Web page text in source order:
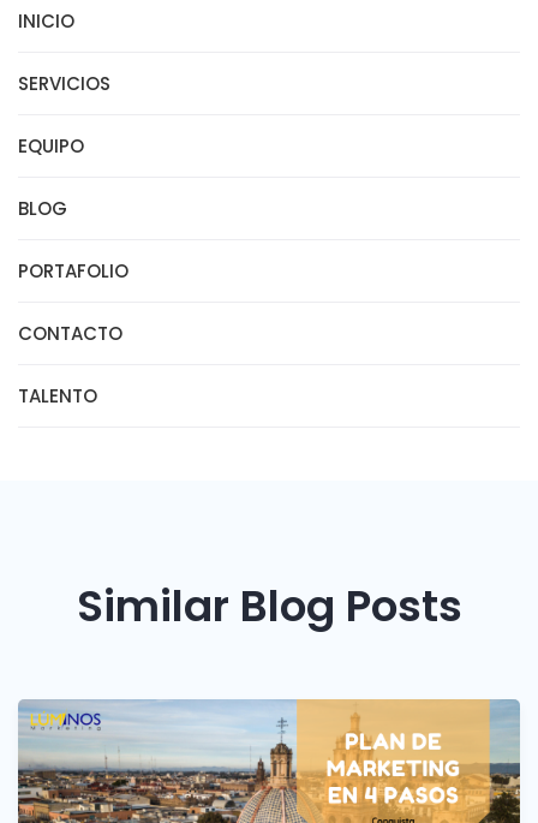
INICIO
SERVICIOS
EQUIPO
BLOG
PORTAFOLIO
CONTACTO
TALENTO
Similar Blog Posts